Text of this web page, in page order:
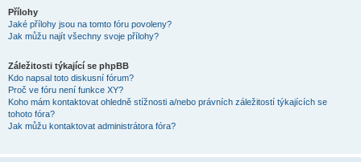
Přílohy
Jaké přílohy jsou na tomto fóru povoleny?
Jak můžu najít všechny svoje přílohy?
Záležitosti týkající se phpBB
Kdo napsal toto diskusní fórum?
Proč ve fóru není funkce XY?
Koho mám kontaktovat ohledně stížnosti a/nebo právních záležitostí týkajících se
tohoto fóra?
Jak můžu kontaktovat administrátora fóra?